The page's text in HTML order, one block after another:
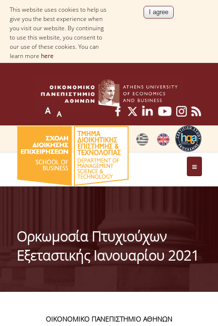
This website uses cookies to help us
give you the best experience when
you visit our website. By continuing
to use this website, you consent to
our use of these cookies. You can
learn more here
THE DEPARTMENT
IDENTITY OF THE DEPARTMENT
MISSION OF THE DEPARTMENT
ADMINISTRATION
Ορκωμοσία Πτυχιούχων
Εξεταστικής Ιανουαρίου 2021
ΟΙΚΟΝΟΜΙΚΟ ΠΑΝΕΠΙΣΤΗΜΙΟ ΑΘΗΝΩΝ